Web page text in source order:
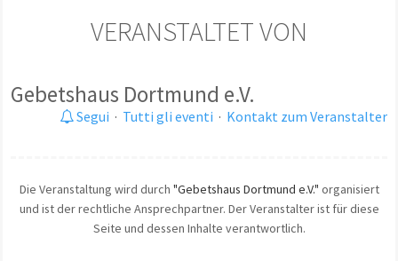
VERANSTALTET VON
Gebetshaus Dortmund e.V.
Segui · Tutti gli eventi · Kontakt zum Veranstalter
Die Veranstaltung wird durch "Gebetshaus Dortmund e.V." organisiert
und ist der rechtliche Ansprechpartner. Der Veranstalter ist für diese
Seite und dessen Inhalte verantwortlich.